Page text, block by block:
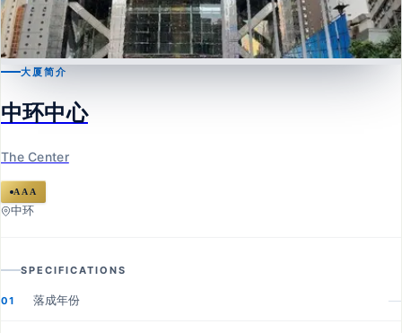
中环中心
The Center
大厦简介
中环中心
The Center
AAA
中环
SPECIFICATIONS
01 落成年份 —